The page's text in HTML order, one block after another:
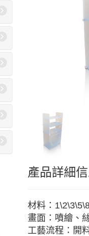
產品詳細信
材料：
畫面：噴繪、
工藝流程：開